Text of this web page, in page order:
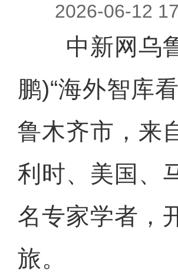
2026-06-12
中新网乌鲁
鹏)“海外智库
鲁木齐市，来
利时、美国、
名专家学者，
旅。